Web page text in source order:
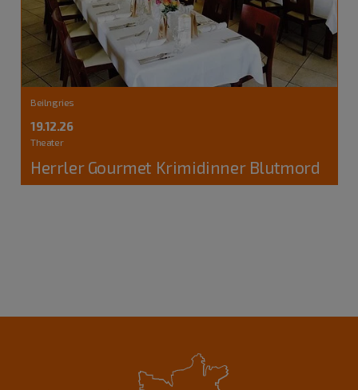
Beilngries
19.12.26
Theater
Herrler Gourmet Krimidinner Blutmord